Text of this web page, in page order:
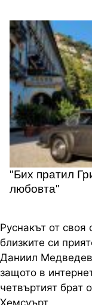
"Бих пратил
любовта"
Руснакът от своя
близките си
Даниил Медведев
защото в
четвъртият брат